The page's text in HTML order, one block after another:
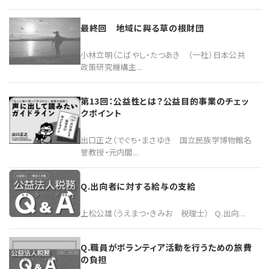
最終回 地域に興る草の根財団
小林立明（こばやし・たつあき （一社）日本公共
政策研究機構主...
第13回：公益性とは？公益目的事業のチェッ
クポイント
出口正之（でぐち・まさゆき 国立民族学博物館名
誉教授・元内閣...
Q.出向者に対する給与の支給
上松公雄（うえまつ・きみお 税理士） Q.出向...
Q.職員がボランティア活動を行うための旅費
の負担